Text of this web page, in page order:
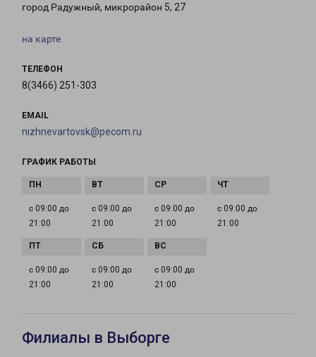
город Радужный, микрорайон 5, 27
на карте
ТЕЛЕФОН
8(3466) 251-303
EMAIL
nizhnevartovsk@pecom.ru
ГРАФИК РАБОТЫ
с 09:00 до
21:00
с 09:00 до
21:00
с 09:00 до
21:00
с 09:00 до
21:00
с 09:00 до
21:00
с 09:00 до
21:00
с 09:00 до
21:00
Филиалы в Выборге